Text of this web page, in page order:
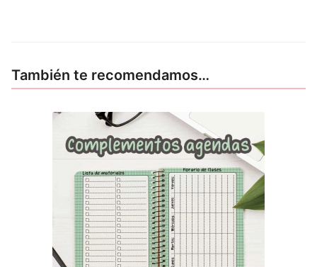
También te recomendamos…